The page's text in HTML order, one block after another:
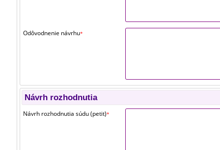
Odôvodnenie návrhu*
Návrh rozhodnutia
Návrh rozhodnutia súdu (petit)*